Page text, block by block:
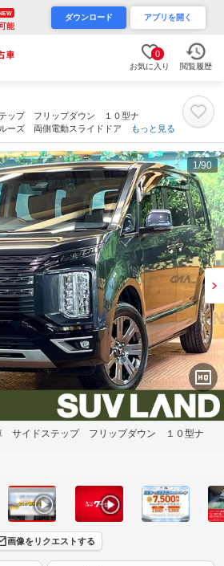
能
ダウンロード アプリを開く
0
お気に入り 閲覧履歴
ップ フリップダウン １０型ナ
ーズ 両側電動スライドドア ブ
フレザー シートヒーター パワ
（東京都）
もっと見る
1 /90
サイドステップ フリップダウン １０型ナ
画像をリクエストする